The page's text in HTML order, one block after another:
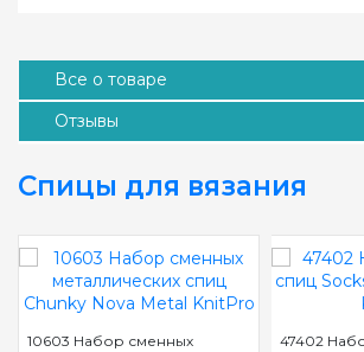
Все о товаре
Отзывы
Спицы для вязания
10603 Набор сменных
47402